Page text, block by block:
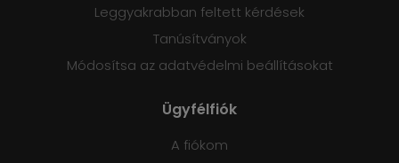
Leggyakrabban feltett kérdések
Tanúsítványok
Módosítsa az adatvédelmi beállításokat
Ügyfélfiók
A fiókom